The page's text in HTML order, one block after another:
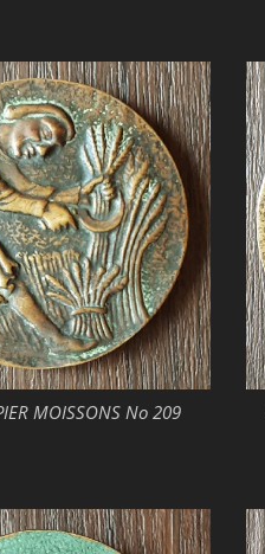
MOISSONS No 209